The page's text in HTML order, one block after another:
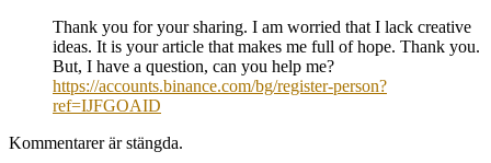
Thank you for your sharing. I am worried that I lack creative
ideas. It is your article that makes me full of hope. Thank you.
But, I have a question, can you help me?
https://accounts.binance.com/bg/register-person?
ref=IJFGOAID
Kommentarer är stängda.